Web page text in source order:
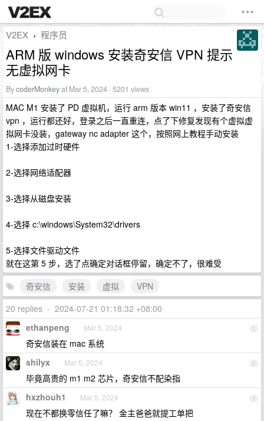
V2EX › 程序员
ARM 版 windows 安装奇安信 VPN 提示
无虚拟网卡
BycoderMonkeyat Mar 5, 2024 · 5201 views
MAC M1 安装了 PD 虚拟机，运行 arm 版本 win11 ，安装了奇安信
vpn ，运行都还好，登录之后一直重连，点了下修复发现有个虚拟虚
拟网卡没装，gateway nc adapter 这个，按照网上教程手动安装
1-选择添加过时硬件
2-选择网络适配器
3-选择从磁盘安装
4-选择 c:\windows\System32\drivers
5-选择文件驱动文件
就在这第 5 步，选了点确定对话框停留，确定不了，很难受
奇安信
安装 虚拟
VPN
20 replies • 2024-07-21 01:18:32 +08:00
1
ethanpeng Mar 5, 2024
奇安信装在 mac 系统
2
shilyx Mar 5, 2024
毕竟高贵的 m1 m2 芯片，奇安信不配染指
3
hxzhouh1 Mar 5, 2024
现在不都换零信任了嘛？ 金主爸爸就提工单把